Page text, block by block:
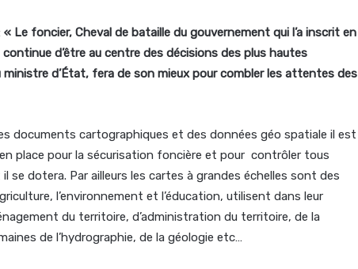
« Le foncier, Cheval de bataille du gouvernement qui l’a inscrit en
d’être au centre des décisions des plus hautes
d’État, fera de son mieux pour combler les attentes des
documents cartographiques et des données géo spatiale il est
place pour la sécurisation foncière et pour contrôler tous
dotera. Par ailleurs les cartes à grandes échelles sont des
l’environnement et l’éducation, utilisent dans leur
du territoire, d’administration du territoire, de la
de l’hydrographie, de la géologie etc…